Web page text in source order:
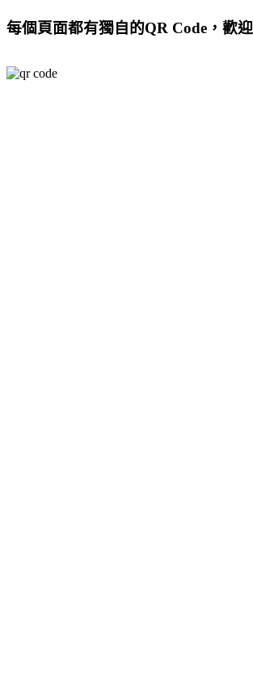
每個頁面都有獨自的QR Code，歡